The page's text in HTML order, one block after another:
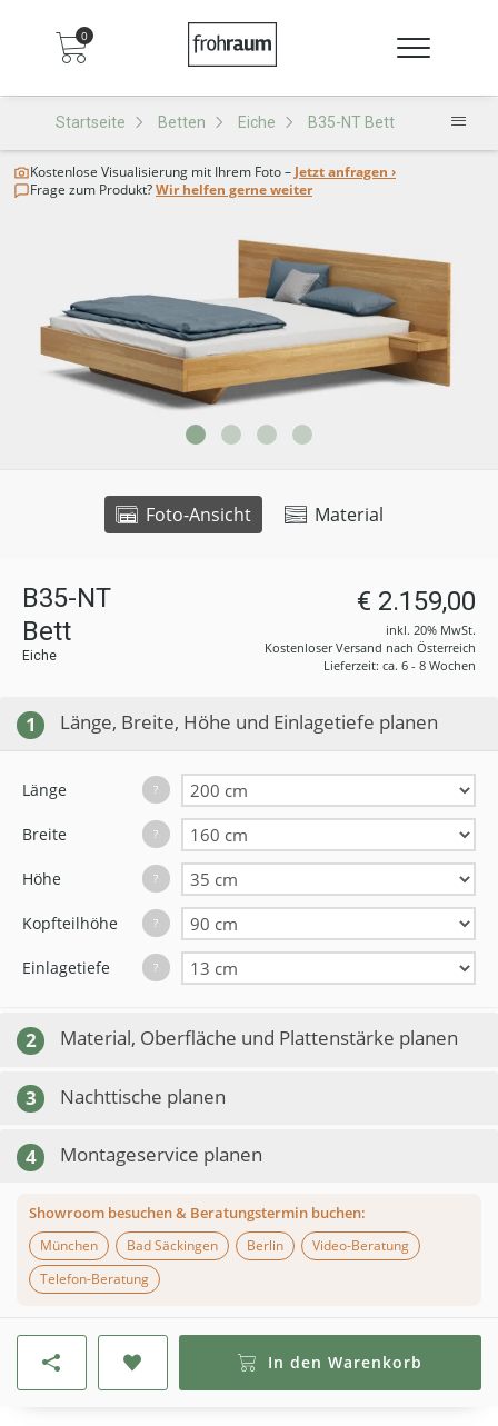
0
Startseite Betten Eiche B35-NT Bett
Foto-Ansicht Material
Kostenlose Visualisierung mit Ihrem Foto – Jetzt anfragen ›
Frage zum Produkt?Wir helfen gerne weiter
B35-NT
Bett
Eiche
€ 2.159,00
inkl. 20% MwSt.
Kostenloser Versand nach Österreich
Lieferzeit: ca. 6 - 8 Wochen
1 Länge, Breite, Höhe und Einlagetiefe planen
Länge ?
Breite ?
Höhe ?
Kopfteilhöhe ?
Einlagetiefe ?
2 Material, Oberfläche und Plattenstärke planen
3 Nachttische planen
4 Montageservice planen
Showroom besuchen & Beratungstermin buchen:
München
Bad Säckingen Berlin
Video-Beratung
Telefon-Beratung
In den Warenkorb